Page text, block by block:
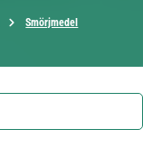
Smörjmedel